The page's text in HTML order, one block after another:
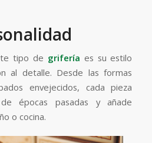
tipo de grifería es su estilo
al detalle. Desde las formas
envejecidos, cada pieza
épocas pasadas y añade
o cocina.